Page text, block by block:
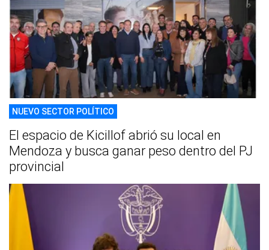
NUEVO SECTOR POLÍTICO
El espacio de Kicillof abrió su local en
Mendoza y busca ganar peso dentro del PJ
provincial